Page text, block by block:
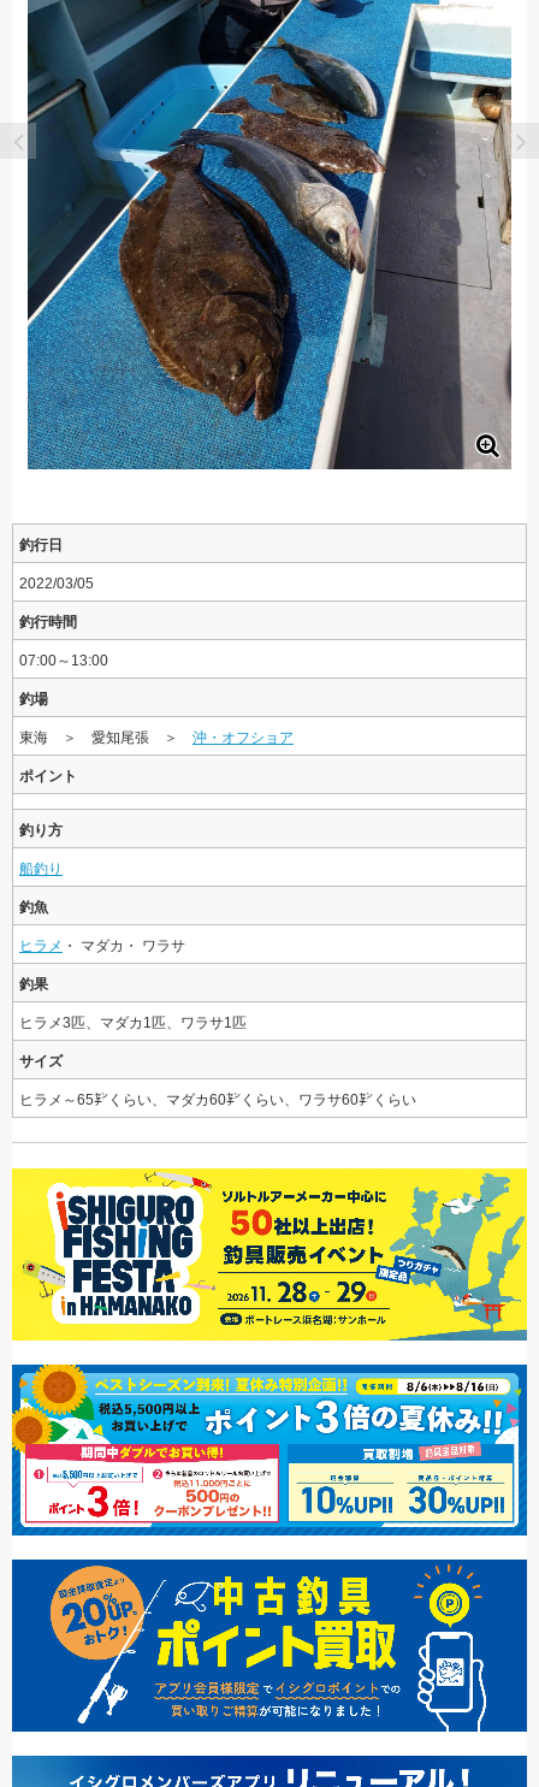
釣行日
2022/03/05
釣行時間
07:00～13:00
釣場
東海 ＞ 愛知尾張 ＞ 沖・オフショア
ポイント
釣り方
船釣り
釣魚
ヒラメ ・ マダカ・ ワラサ
釣果
ヒラメ3匹、マダカ1匹、ワラサ1匹
サイズ
ヒラメ～65㌢くらい、マダカ60㌢くらい、ワラサ60㌢くらい